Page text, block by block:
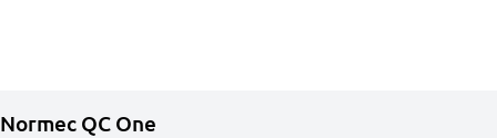
Normec QC One